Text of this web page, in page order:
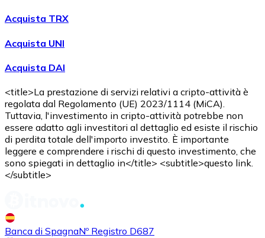
Acquista TRX
Acquista UNI
Acquista DAI
<title>La prestazione di servizi relativi a cripto-attività è
regolata dal Regolamento (UE) 2023/1114 (MiCA).
Tuttavia, l'investimento in cripto-attività potrebbe non
essere adatto agli investitori al dettaglio ed esiste il rischio
di perdita totale dell'importo investito. È importante
leggere e comprendere i rischi di questo investimento, che
sono spiegati in dettaglio in</title> <subtitle>questo link.
</subtitle>
Banca di SpagnaNº Registro D687